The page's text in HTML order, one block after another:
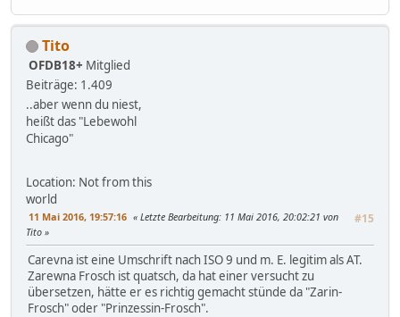
Tito
OFDB18+ Mitglied
Beiträge: 1.409
..aber wenn du niest,
heißt das "Lebewohl
Chicago"
Location: Not from this
world
11 Mai 2016, 19:57:16 #15
Letzte Bearbeitung: 11 Mai 2016, 20:02:21 von
Tito
Carevna ist eine Umschrift nach ISO 9 und m. E. legitim als AT.
Zarewna Frosch ist quatsch, da hat einer versucht zu
übersetzen, hätte er es richtig gemacht stünde da "Zarin-
Frosch" oder "Prinzessin-Frosch".